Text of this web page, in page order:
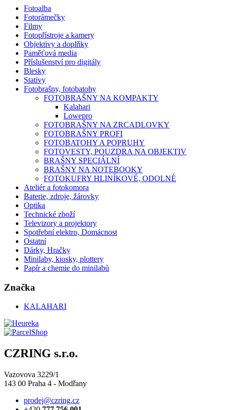
Fotoalba
Fotorámečky
Filmy
Fotopřístroje a kamery
Objektivy a doplňky
Paměťová media
Příslušenství pro digitály
Blesky
Stativy
Fotobrašny, fotobatohy
FOTOBRAŠNY NA KOMPAKTY
Kalahari
Lowepro
FOTOBRAŠNY NA ZRCADLOVKY
FOTOBRAŠNY PROFI
FOTOBATOHY A POPRUHY
FOTOVESTY, POUZDRA NA OBJEKTIV
BRAŠNY SPECIÁLNÍ
BRAŠNY NA NOTEBOOKY
FOTOKUFRY HLINÍKOVÉ, ODOLNÉ
Ateliér a fotokomora
Baterie, zdroje, žárovky
Optika
Technické zboží
Televizory a projektory
Spotřební elektro, Domácnost
Ostatní
Dárky, Hračky
Minilaby, kiosky, plottery
Papír a chemie do minilabů
Značka
KALAHARI
CZRING s.r.o.
Vazovova 3229/1
143 00 Praha 4 - Modřany
prodej@czring.cz